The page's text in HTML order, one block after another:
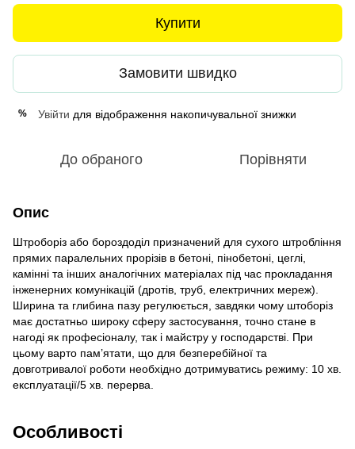
Купити
Замовити швидко
% Увійти для відображення накопичувальної знижки
До обраного Порівняти
Опис
Штроборіз або бороздоділ призначений для сухого штробління
прямих паралельних прорізів в бетоні, пінобетоні, цеглі,
камінні та інших аналогічних матеріалах під час прокладання
інженерних комунікацій (дротів, труб, електричних мереж).
Ширина та глибина пазу регулюється, завдяки чому штоборіз
має достатньо широку сферу застосування, точно стане в
нагоді як професіоналу, так і майстру у господарстві. При
цьому варто пам’ятати, що для безперебійної та
довготривалої роботи необхідно дотримуватись режиму: 10 хв.
експлуатації/5 хв. перерва.
Особливості